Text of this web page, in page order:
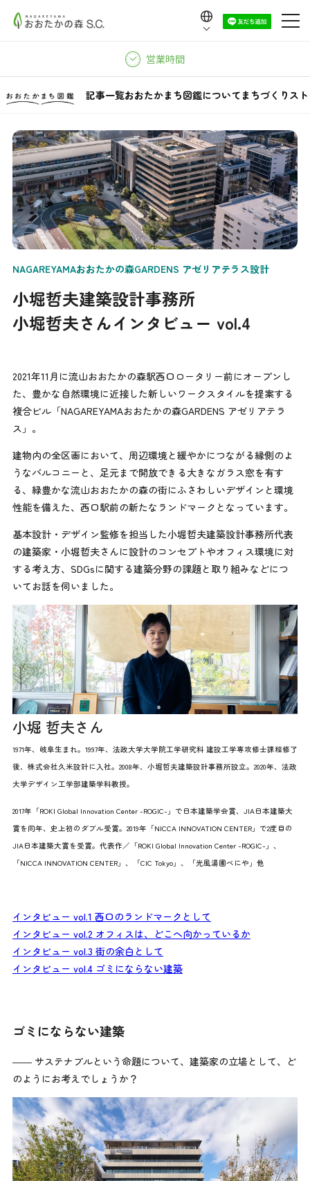
営業時間
記事一覧おおたかまち図鑑について まちづくりス
NAGAREYAMAおおたかの森GARDENS アゼリアテラス設計
小堀哲夫建築設計事務所
小堀哲夫さんインタビュー vol.4
2021年11月に流山おおたかの森駅西口ロータリー前にオープンし
た、豊かな自然環境に近接した新しいワークスタイルを提案する
複合ビル「NAGAREYAMAおおたかの森GARDENS アゼリアテラ
ス」。
建物内の全区画において、周辺環境と緩やかにつながる縁側のよ
うなバルコニーと、足元まで開放できる大きなガラス窓を有す
る、緑豊かな流山おおたかの森の街にふさわしいデザインと環境
性能を備えた、西口駅前の新たなランドマークとなっています。
基本設計・デザイン監修を担当した小堀哲夫建築設計事務所代表
の建築家・小堀哲夫さんに設計のコンセプトやオフィス環境に対
する考え方、SDGsに関する建築分野の課題と取り組みなどにつ
いてお話を伺いました。
小堀 哲夫さん
1971年、岐阜生まれ。1997年、法政大学大学院工学研究科 建設工学専攻修士課程修了
後、株式会社久米設計に入社。2008年、小堀哲夫建築設計事務所設立。2020年、法政
大学デザイン工学部建築学科教授。
2017年「ROKI Global Innovation Center -ROGIC-」で日本建築学会賞、JIA日本建築大
賞を同年、史上初のダブル受賞。2019年「NICCA INNOVATION CENTER」で2度目の
JIA日本建築大賞を受賞。代表作／「ROKI Global Innovation Center -ROGIC-」、
「NICCA INNOVATION CENTER」、「CIC Tokyo」、「光風湯圃べにや」他
インタビュー vol.1 西口のランドマークとして
インタビュー vol.2 オフィスは、どこへ向かっているか
インタビュー vol.3 街の余白として
インタビュー vol.4 ゴミにならない建築
ゴミにならない建築
―― サステナブルという命題について、建築家の立場として、ど
のようにお考えでしょうか？